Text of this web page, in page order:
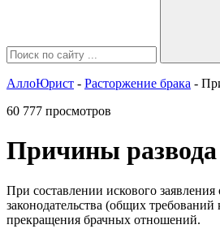
АллоЮрист - Расторжение брака -
60 777 просмотров
Причины развода
При составлении искового
законодательства (общих требований
прекращения брачных отношений.